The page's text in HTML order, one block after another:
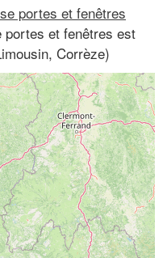
portes et fenêtres
portes et fenêtres est
Corrèze)